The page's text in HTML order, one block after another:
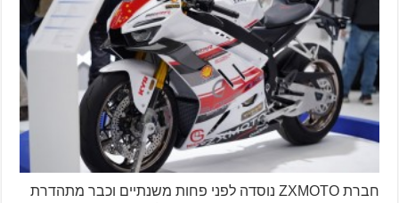
חברת ZXMOTO נוסדה לפני פחות משנתיים וכבר מתהדרת